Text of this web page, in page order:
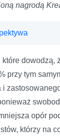
nagrodą
dowodzą,
przy tym
opór
którzy na